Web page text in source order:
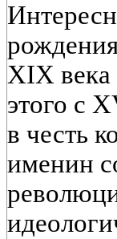
XIX века
этого с
в честь
именин